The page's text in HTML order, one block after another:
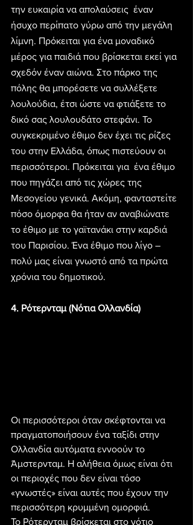
την ευκαιρία να απολαύσεις  έναν
ήσυχο περίπατο γύρω από την μεγάλη
λίμνη. Πρόκειται για ένα μοναδικό
μέρος για παιδιά που βρίσκεται εκεί για
σχεδόν έναν αιώνα. Στο πάρκο της
πόλης θα μπορέσετε να συλλέξετε
λουλούδια, έτσι ώστε να φτιάξετε το
δικό σας λουλουδάτο στεφάνι. Το
συγκεκριμένο έθιμο δεν έχει τις ρίζες
του στην Ελλάδα, όπως πιστεύουν οι
περισσότεροι. Πρόκειται για  ένα έθιμο
που πηγάζει από τις χώρες της
Μεσογείου γενικά. Ακόμη, φανταστείτε
πόσο όμορφα θα ήταν αν αναβιώνατε
το έθιμο με το γαϊτανάκι στην καρδιά
του Παρισίου. Ένα έθιμο που λίγο –
πολύ μας είναι γνωστό από τα πρώτα
χρόνια του δημοτικού.
4. Ρότερνταμ (Νότια Ολλανδία)
Οι περισσότεροι όταν σκέφτονται να
πραγματοποιήσουν ένα ταξίδι στην
Ολλανδία αυτόματα εννοούν το
Άμστερνταμ. Η αλήθεια όμως είναι ότι
οι περιοχές που δεν είναι τόσο
«γνωστές» είναι αυτές που έχουν την
περισσότερη κρυμμένη ομορφιά.
Το Ρότερνταμ βρίσκεται στο νότιο